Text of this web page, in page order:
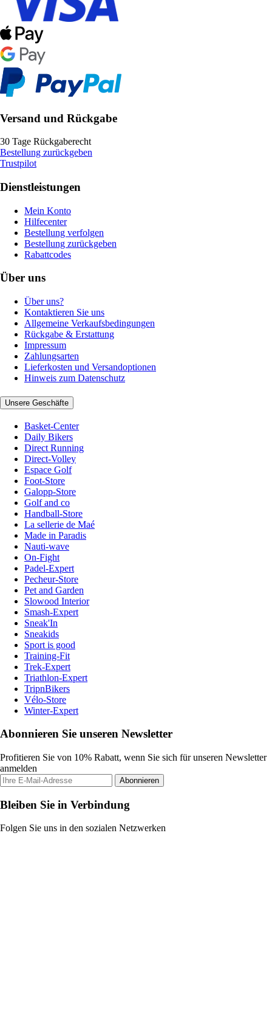
Versand und Rückgabe
30 Tage Rückgaberecht
Bestellung zurückgeben
Trustpilot
Dienstleistungen
Mein Konto
Hilfecenter
Bestellung verfolgen
Bestellung zurückgeben
Rabattcodes
Über uns
Über uns?
Kontaktieren Sie uns
Allgemeine Verkaufsbedingungen
Rückgabe & Erstattung
Impressum
Zahlungsarten
Lieferkosten und Versandoptionen
Hinweis zum Datenschutz
Unsere Geschäfte
Basket-Center
Daily Bikers
Direct Running
Direct-Volley
Espace Golf
Foot-Store
Galopp-Store
Golf and co
Handball-Store
La sellerie de Maé
Made in Paradis
Nauti-wave
On-Fight
Padel-Expert
Pecheur-Store
Pet and Garden
Slowood Interior
Smash-Expert
Sneak'In
Sneakids
Sport is good
Training-Fit
Trek-Expert
Triathlon-Expert
TripnBikers
Vélo-Store
Winter-Expert
Abonnieren Sie unseren Newsletter
Profitieren Sie von 10% Rabatt, wenn Sie sich für unseren Newsletter
anmelden
Abonnieren
Bleiben Sie in Verbindung
Folgen Sie uns in den sozialen Netzwerken